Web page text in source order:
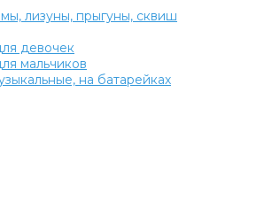
лизуны, прыгуны, сквиш
девочек
мальчиков
на батарейках